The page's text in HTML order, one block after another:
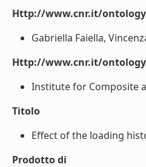
Http://www.cnr.it/
Gabriella Faiella,
Http://www.cnr.it/
Institute for Composite
Titolo
Effect of the loading
Prodotto di